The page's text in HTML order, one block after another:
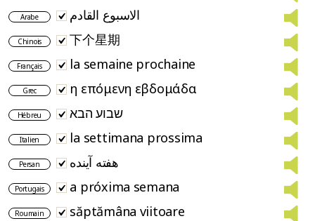
Arabe الاسبوع القادم
Chinois 下个星期
Français la semaine prochaine
Grec η επόμενη εβδομάδα
Hébreu שבוע הבא
Italien la settimana prossima
Persan هفته آینده
Portugais a próxima semana
Roumain săptămâna viitoare